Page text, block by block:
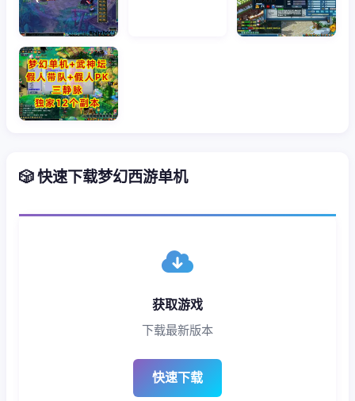
🎲 快速下载梦幻西游单机
获取游戏
下载最新版本
快速下载